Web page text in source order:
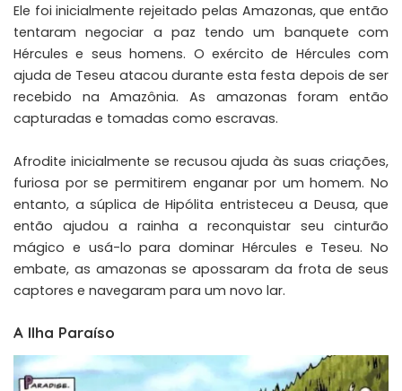
Ele foi inicialmente rejeitado pelas Amazonas, que então
tentaram negociar a paz tendo um banquete com
Hércules e seus homens. O exército de Hércules com
ajuda de Teseu atacou durante esta festa depois de ser
recebido na Amazônia. As amazonas foram então
capturadas e tomadas como escravas.
Afrodite inicialmente se recusou ajuda às suas criações,
furiosa por se permitirem enganar por um homem. No
entanto, a súplica de Hipólita entristeceu a Deusa, que
então ajudou a rainha a reconquistar seu cinturão
mágico e usá-lo para dominar Hércules e Teseu. No
embate, as amazonas se apossaram da frota de seus
captores e navegaram para um novo lar.
A Ilha Paraíso